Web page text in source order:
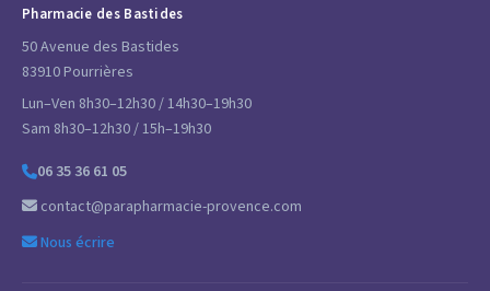
Pharmacie des Bastides
50 Avenue des Bastides
83910 Pourrières
Lun–Ven 8h30–12h30 / 14h30–19h30
Sam 8h30–12h30 / 15h–19h30
06 35 36 61 05
contact@parapharmacie-provence.com
Nous écrire